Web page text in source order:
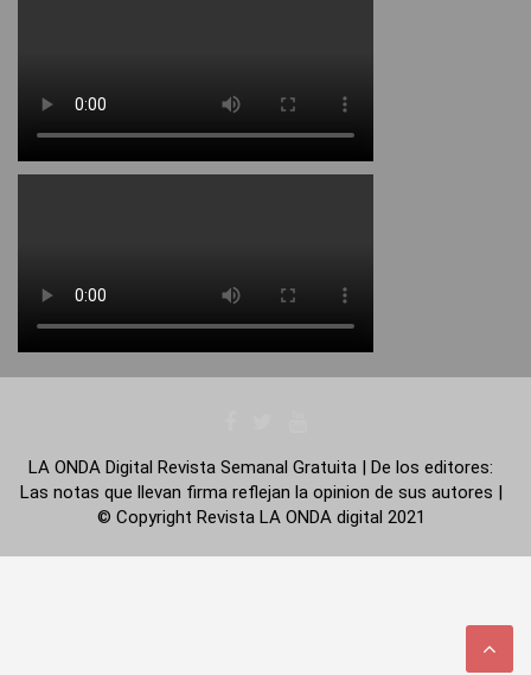
LA ONDA Digital Revista Semanal Gratuita | De los editores:
Las notas que llevan firma reflejan la opinion de sus autores |
© Copyright Revista LA ONDA digital 2021